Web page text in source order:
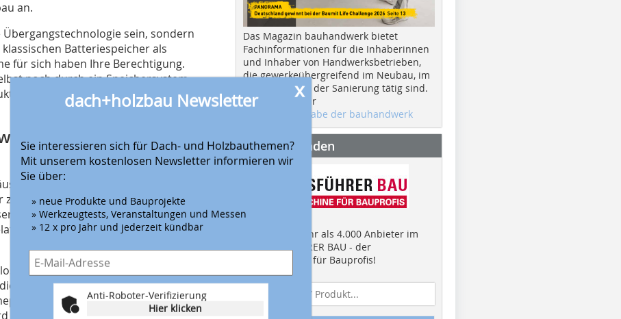
an.
sein, sondern
Batteriespeicher als
für sich haben Ihre Berechtigung.
noch durch ein Speichersystem
für Energiesysteme bei
über weite
eine Verschiebung der
zu beobachten. Die
Dämmung weniger, der
konstant und ist nur von der
Auslegung der
Kombination einer PV-Anlage mit
kann im Keller aufgestellt
von dem vorhandenen Heizkessel
x
dach+holzbau Newsletter
Sie interessieren sich für Dach- und Holzbauthemen?
Mit unserem kostenlosen Newsletter informieren wir
Sie über:
» neue Produkte und Bauprojekte
» Werkzeugtests, Veranstaltungen und Messen
» 12 x pro Jahr und jederzeit kündbar
Anti-Roboter-Verifizierung
Hier klicken
Das Magazin bauhandwerk bietet
Fachinformationen für die Inhaberinnen
und Inhaber von Handwerksbetrieben,
die gewerkeübergreifend im Neubau, im
Ausbau und in der Sanierung tätig sind.
Hier geht es zur
aktuellen Ausgabe der bauhandwerk
Anbieter finden
Finden Sie mehr als 4.000 Anbieter im
EINKAUFSFÜHRER BAU - der
Suchmaschine für Bauprofis!